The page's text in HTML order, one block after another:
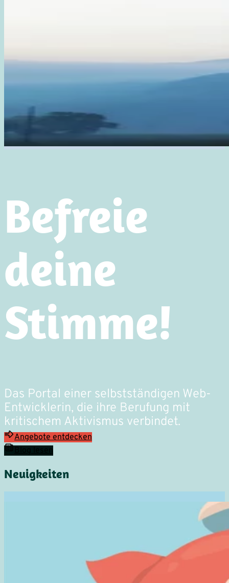
Befreie
deine
Stimme!
Das Portal einer selbstständigen Web-
Entwicklerin, die ihre Berufung mit
kritischem Aktivismus verbindet.
Angebote entdecken
Neuigkeiten